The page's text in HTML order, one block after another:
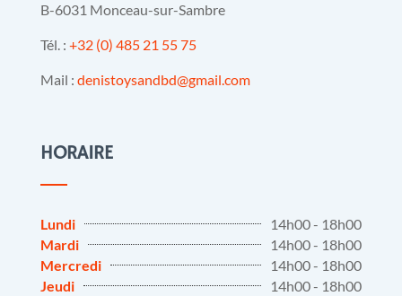
B-6031 Monceau-sur-Sambre
Tél. : +32 (0) 485 21 55 75
Mail : denistoysandbd@gmail.com
HORAIRE
Lundi
14h00 - 18h00
Mardi
14h00 - 18h00
Mercredi
14h00 - 18h00
Jeudi
14h00 - 18h00